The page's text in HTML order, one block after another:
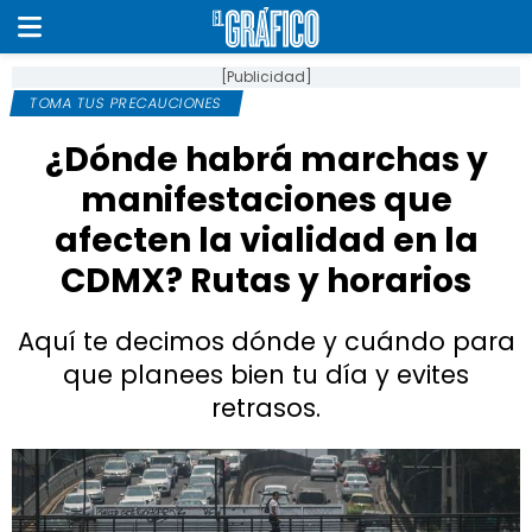
[Publicidad]
TOMA TUS PRECAUCIONES
¿Dónde habrá marchas y
manifestaciones que
afecten la vialidad en la
CDMX? Rutas y horarios
Aquí te decimos dónde y cuándo para
que planees bien tu día y evites
retrasos.